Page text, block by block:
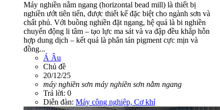
Máy nghiền nằm ngang (horizontal bead mill) là thiết bị
nghiền ướt tiên tiến, được thiết kế đặc biệt cho ngành sơn và
chất phủ. Với buồng nghiền đặt ngang, hệ quả là bi nghiền
chuyển động li tâm – tạo lực ma sát và va đập đều khắp hỗn
hợp dung dịch – kết quả là phân tán pigment cực mịn và
đồng...
Á Âu
Chủ đề
20/12/25
máy nghiền sơn máy nghiền sơn nằm ngang
Trả lời: 0
Diễn đàn: Máy công nghiệp, Cơ khí